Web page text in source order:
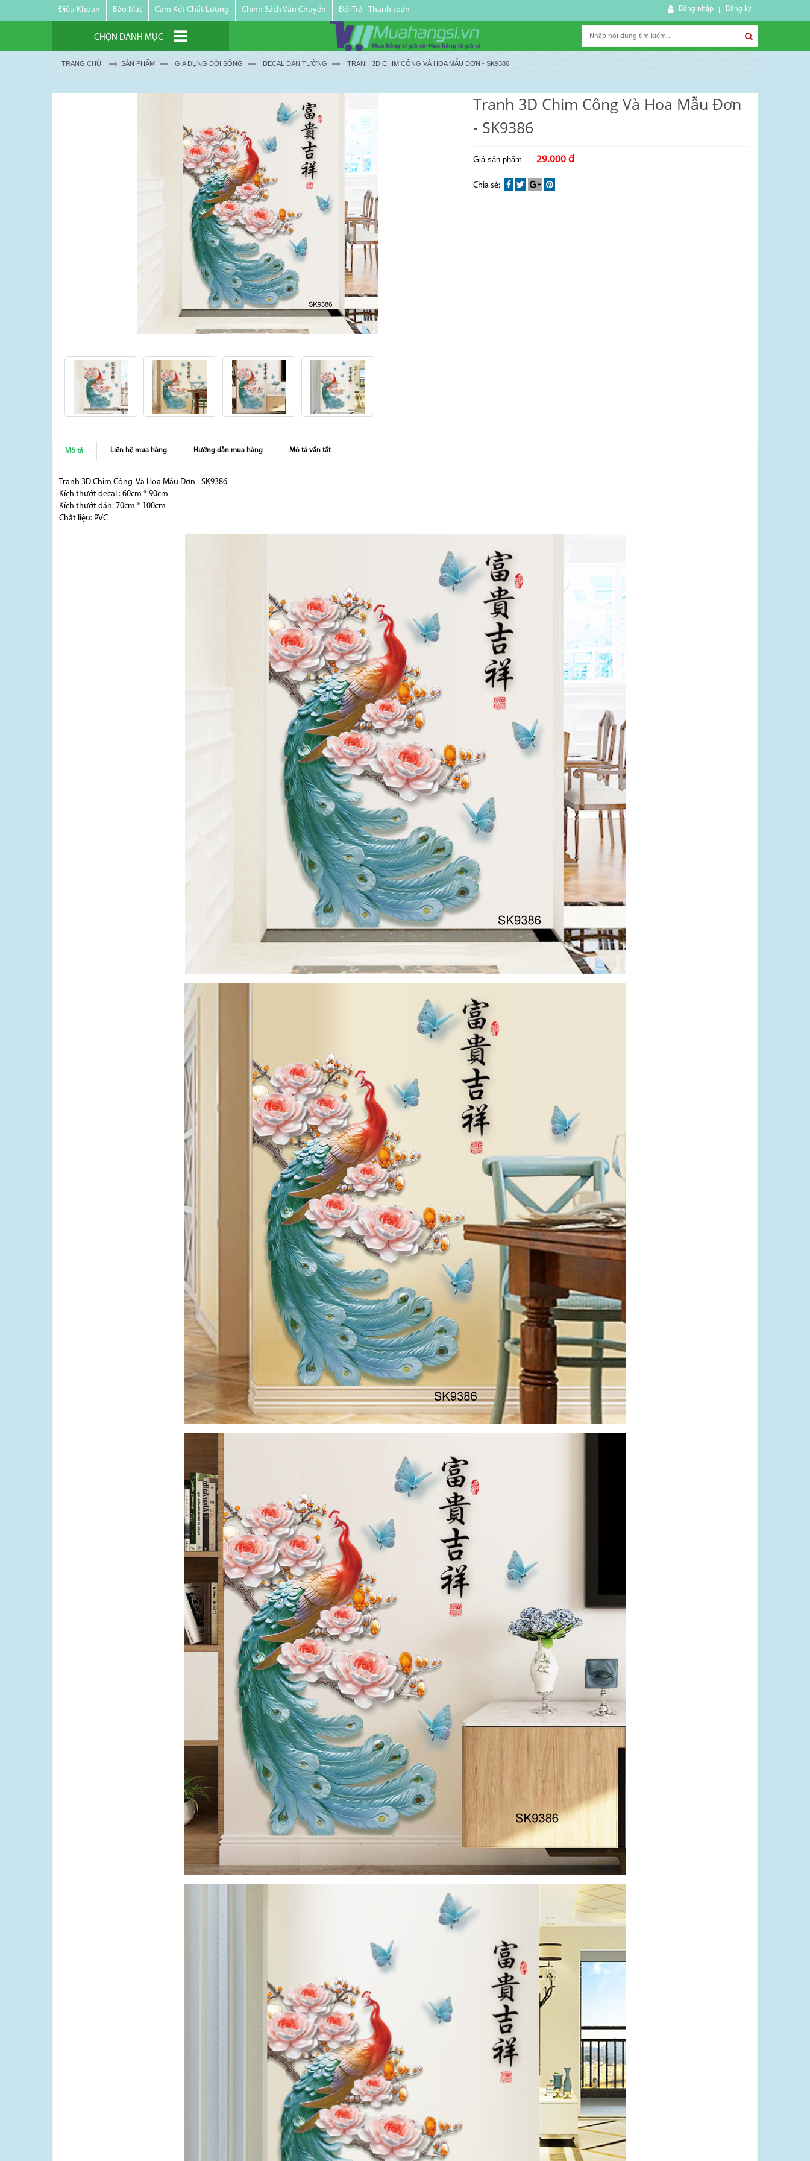
Điều Khoản Bảo Mật Cam Kết Chất Lượng Chính Sách Vận Chuyển Đổi Trả - Thanh toán Đăng nhập Đăng ký
CHỌN DANH MỤC
TRANG CHỦ SẢN PHẨM GIA DỤNG ĐỜI SỐNG DECAL DÁN TƯỜNG TRANH 3D CHIM CÔNG VÀ HOA MẪU ĐƠN - SK9386
Tranh 3D Chim Công Và Hoa Mẫu Đơn
- SK9386
Giá sản phẩm 29.000 đ
Chia sẻ:
Mô tả Liên hệ mua hàng Hướng dẫn mua hàng Mô tả vắn tắt
Tranh 3D Chim Công Và Hoa Mẫu Đơn - SK9386
Kích thướt decal : 60cm * 90cm
Kích thướt dán: 70cm * 100cm
Chất liệu: PVC